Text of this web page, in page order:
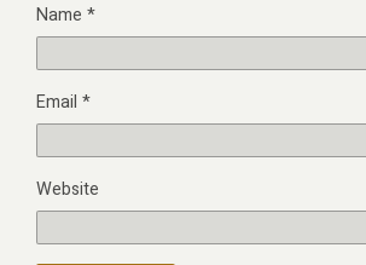
Name *
Email *
Website